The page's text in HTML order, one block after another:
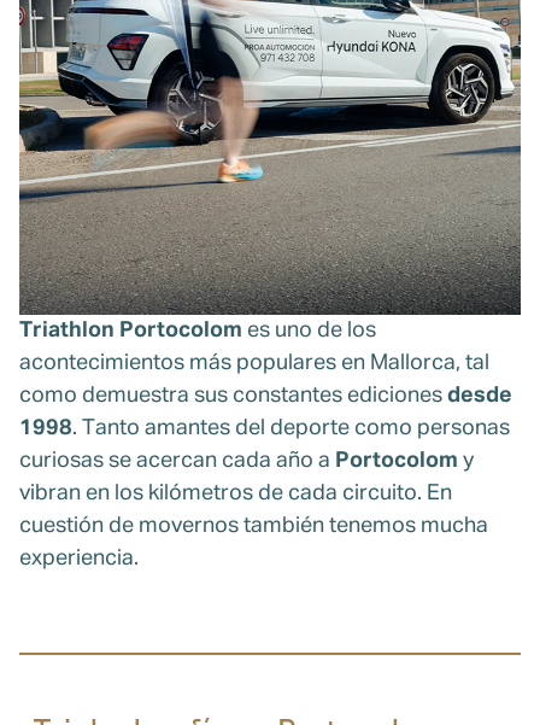
Triathlon Portocolom es uno de los
acontecimientos más populares en Mallorca, tal
como demuestra sus constantes ediciones desde
1998. Tanto amantes del deporte como personas
curiosas se acercan cada año a Portocolom y
vibran en los kilómetros de cada circuito. En
cuestión de movernos también tenemos mucha
experiencia.